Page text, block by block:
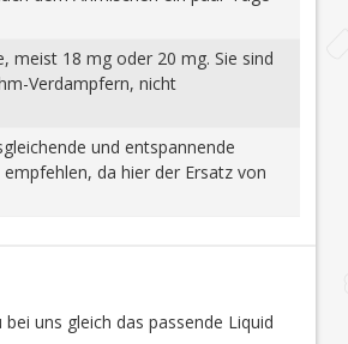
meist 18 mg oder 20 mg. Sie sind
Verdampfern, nicht
und entspannende
da hier der Ersatz von
bei uns gleich das passende Liquid